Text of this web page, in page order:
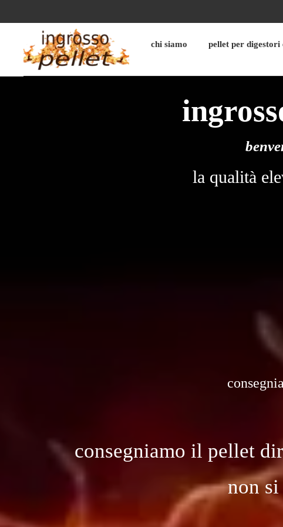
chi siamo pellet per digestori
la qualità
consegniamo il pellet
non